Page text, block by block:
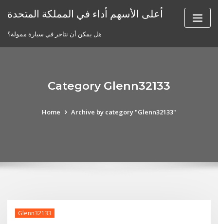
أعلى الأسهم أداء في المملكة المتحدة
هل يمكن أن نتاجر في سيارة ممولة؟
Category Glenn32133
Home Archive by category "Glenn32133"
Glenn32133